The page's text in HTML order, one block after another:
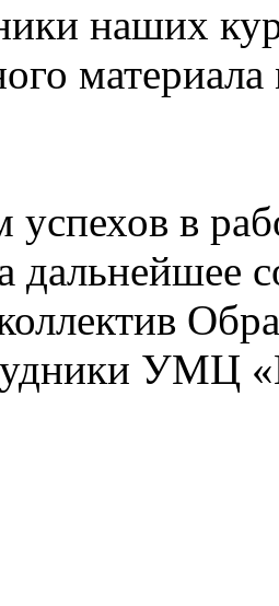
наших
в
дальнейшее
УМЦ